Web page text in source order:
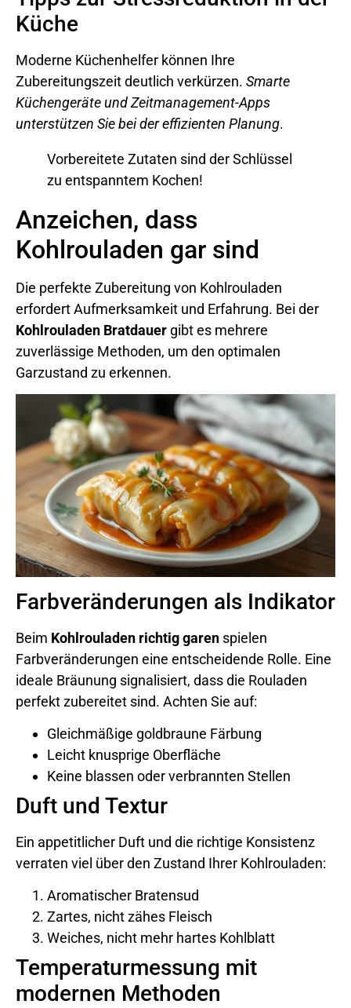
Küche
Moderne Küchenhelfer können Ihre
Zubereitungszeit deutlich verkürzen. Smarte
Küchengeräte und Zeitmanagement-Apps
unterstützen Sie bei der effizienten Planung.
Vorbereitete Zutaten sind der Schlüssel
zu entspanntem Kochen!
Anzeichen, dass
Kohlrouladen gar sind
Die perfekte Zubereitung von Kohlrouladen
erfordert Aufmerksamkeit und Erfahrung. Bei der
Kohlrouladen Bratdauer gibt es mehrere
zuverlässige Methoden, um den optimalen
Garzustand zu erkennen.
Farbveränderungen als Indikator
Beim Kohlrouladen richtig garen spielen
Farbveränderungen eine entscheidende Rolle. Eine
ideale Bräunung signalisiert, dass die Rouladen
perfekt zubereitet sind. Achten Sie auf:
Gleichmäßige goldbraune Färbung
Leicht knusprige Oberfläche
Keine blassen oder verbrannten Stellen
Duft und Textur
Ein appetitlicher Duft und die richtige Konsistenz
verraten viel über den Zustand Ihrer Kohlrouladen:
Aromatischer Bratensud
Zartes, nicht zähes Fleisch
Weiches, nicht mehr hartes Kohlblatt
Temperaturmessung mit
modernen Methoden